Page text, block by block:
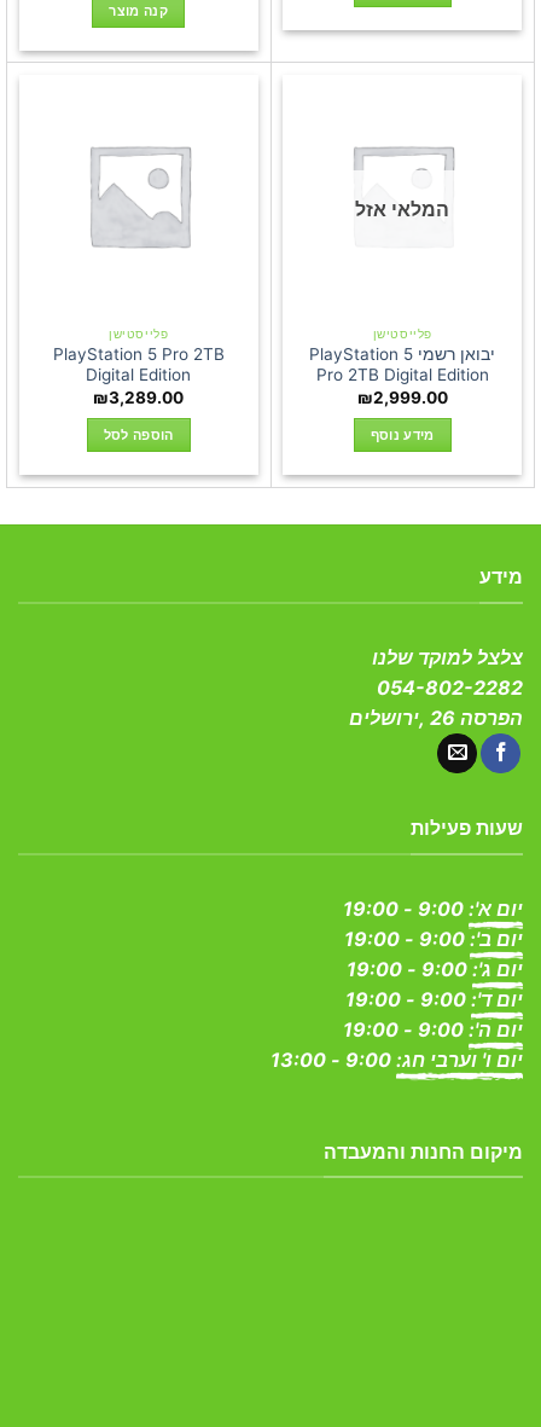
קנה מוצר
המלאי אזל
פלייסטישן
יבואן רשמי PlayStation 5
Pro 2TB Digital Edition
₪2,999.00
מידע נוסף
פלייסטישן
PlayStation 5 Pro 2TB
Digital Edition
₪3,289.00
הוספה לסל
מידע
צלצל למוקד שלנו
054-802-2282
הפרסה 26 ,ירושלים
שעות פעילות
יום א':
יום ב':
יום ג':
יום ד':
יום ה':
יום ו' וערבי חג:
מיקום החנות והמעבדה